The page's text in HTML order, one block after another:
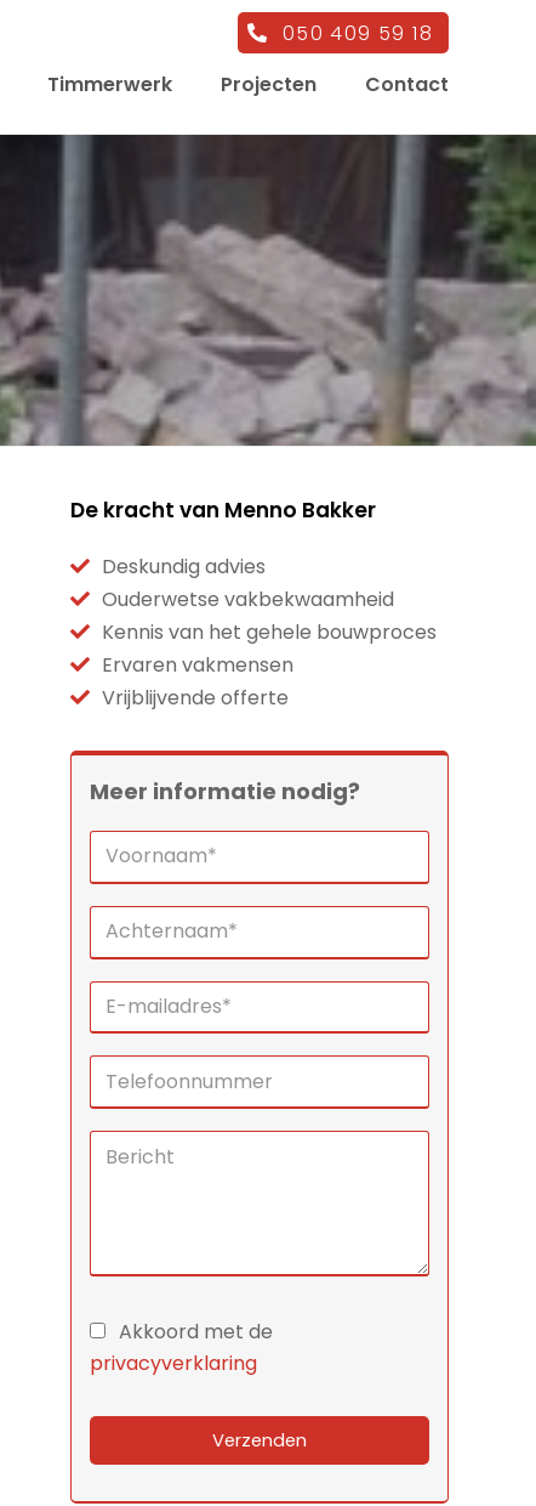
Timmerwerk Projecten Contact
050 409 59 18
De kracht van Menno Bakker
Deskundig advies
Ouderwetse vakbekwaamheid
Kennis van het gehele bouwproces
Ervaren vakmensen
Vrijblijvende offerte
Meer informatie nodig?
Akkoord met de
privacyverklaring